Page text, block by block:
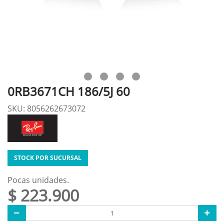
0RB3671CH 186/5J 60
SKU: 8056262673072
STOCK POR SUCURSAL
Pocas unidades.
$ 223.900